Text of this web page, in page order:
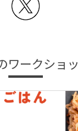
ワークショ